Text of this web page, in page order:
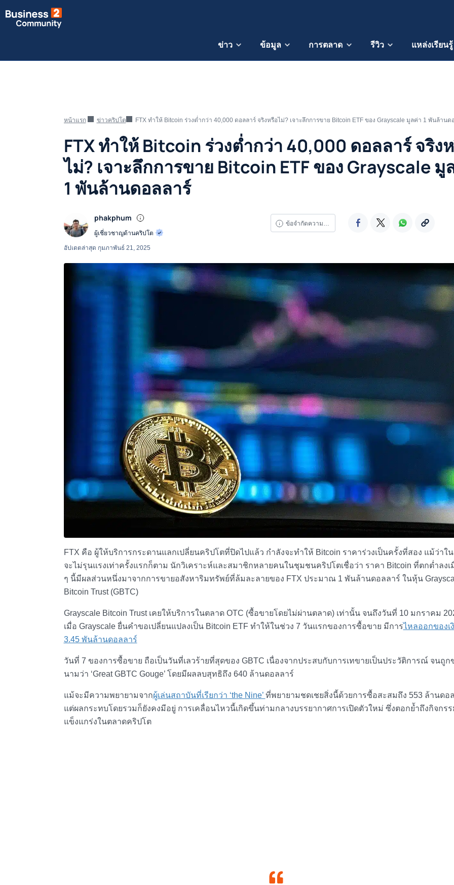
ข่าว ข้อมูล การตลาด รีวิว แหล่งเรียนรู้
หน้าแรก ข่าวคริปโต FTX ทำให้ Bitcoin ร่วงต่ำกว่า 40,000 ดอลลาร์ จริงหรือไม่? เจาะลึกการขาย Bitcoin ETF ของ Grayscale มูลค่า 1 พันล้านด
FTX ทำให้ Bitcoin ร่วงต่ำกว่า 40,000 ดอลลาร์ จริง
ไม่? เจาะลึกการขาย Bitcoin ETF ของ Grayscale มู
1 พันล้านดอลลาร์
phakphum
ผู้เชี่ยวชาญด้านคริปโต
อัปเดตล่าสุด กุมภาพันธ์ 21, 2025
FTX คือ ผู้ให้บริการกระดานแลกเปลี่ยนคริปโตที่ปิดไปแล้ว กำลังจะทำให้ Bitcoin ราคาร่วงเป็นครั้งที่สอง แม้ว่าใ
จะไม่รุนแรงเท่าครั้งแรกก็ตาม นักวิเคราะห์และสมาชิกหลายคนในชุมชนคริปโตเชื่อว่า ราคา Bitcoin ที่ตกต่ำลงเ
ๆ นี้มีผลส่วนหนึ่งมาจากการขายอสังหาริมทรัพย์ที่ล้มละลายของ FTX ประมาณ 1 พันล้านดอลลาร์ ในหุ้น
Bitcoin Trust (GBTC)
Grayscale Bitcoin Trust เคยให้บริการในตลาด OTC (ซื้อขายโดยไม่ผ่านตลาด) เท่านั้น จนถึงวันที่ 10 มกราคม
เมื่อ Grayscale ยื่นคำขอเปลี่ยนแปลงเป็น Bitcoin ETF ทำให้ในช่วง 7 วันแรกของการซื้อขาย มีการไหลออกของเ
3.45 พันล้านดอลลาร์
วันที่ 7 ของการซื้อขาย ถือเป็นวันที่เลวร้ายที่สุดของ GBTC เนื่องจากประสบกับการเทขายเป็นประวัติการณ์ จนถู
นามว่า ‘Great GBTC Gouge’ โดยมีผลลบสุทธิถึง 640 ล้านดอลลาร์
แม้จะมีความพยายามจากผู้เล่นสถาบันที่เรียกว่า ‘the Nine’ ที่พยายามชดเชยสิ่งนี้ด้วยการซื้อสะสมถึง 553 ล้านดอ
แต่ผลกระทบโดยรวมก็ยังคงมีอยู่ การเคลื่อนไหวนี้เกิดขึ้นท่ามกลางบรรยากาศการเปิดตัวใหม่ ซึ่งตอกย้ำถึงกิจกร
แข็งแกร่งในตลาดคริปโต